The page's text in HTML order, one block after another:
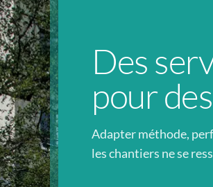
Des
pour
Adapter méthode,
les chantiers ne se